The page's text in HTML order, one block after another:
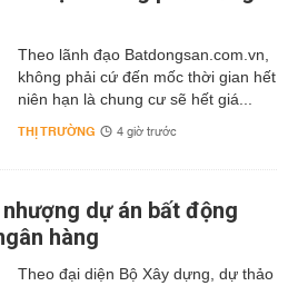
Theo lãnh đạo Batdongsan.com.vn,
không phải cứ đến mốc thời gian hết
niên hạn là chung cư sẽ hết giá...
THỊ TRƯỜNG 4 giờ trước
dự án bất động
hàng
Theo đại diện Bộ Xây dựng, dự thảo